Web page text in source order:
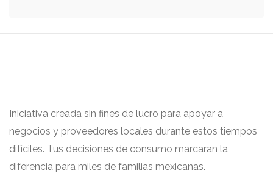
Iniciativa creada sin fines de lucro para apoyar a
negocios y proveedores locales durante estos tiempos
difíciles. Tus decisiones de consumo marcaran la
diferencia para miles de familias mexicanas.